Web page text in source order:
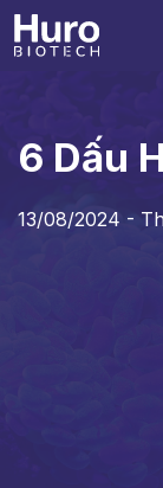
Tin tức
6 Dấu
13/08/2024 -